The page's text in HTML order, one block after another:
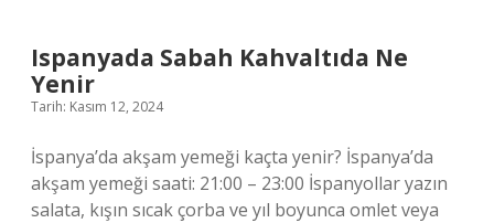
Ispanyada Sabah Kahvaltıda Ne
Yenir
Tarih: Kasım 12, 2024
İspanya’da akşam yemeği kaçta yenir? İspanya’da
akşam yemeği saati: 21:00 – 23:00 İspanyollar yazın
salata, kışın sıcak çorba ve yıl boyunca omlet veya